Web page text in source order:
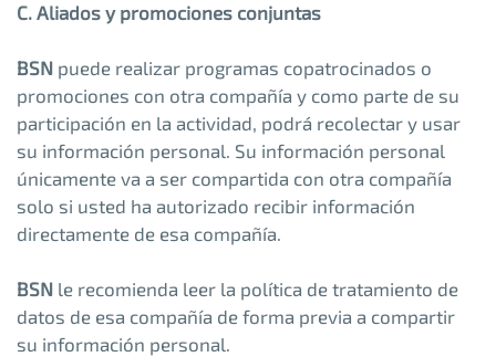
C. Aliados y promociones conjuntas
BSN puede realizar programas copatrocinados o
promociones con otra compañía y como parte de su
participación en la actividad, podrá recolectar y usar
su información personal. Su información personal
únicamente va a ser compartida con otra compañía
solo si usted ha autorizado recibir información
directamente de esa compañía.
BSN le recomienda leer la política de tratamiento de
datos de esa compañía de forma previa a compartir
su información personal.